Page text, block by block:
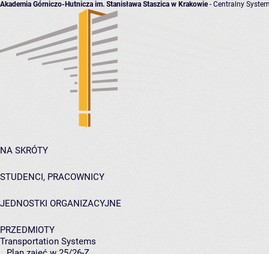
Akademia Górniczo-Hutnicza im. Stanisława Staszica w Krakowie- Centralny
NA SKRÓTY
STUDENCI, PRACOWNICY
JEDNOSTKI ORGANIZACYJNE
PRZEDMIOTY
Transportation Systems